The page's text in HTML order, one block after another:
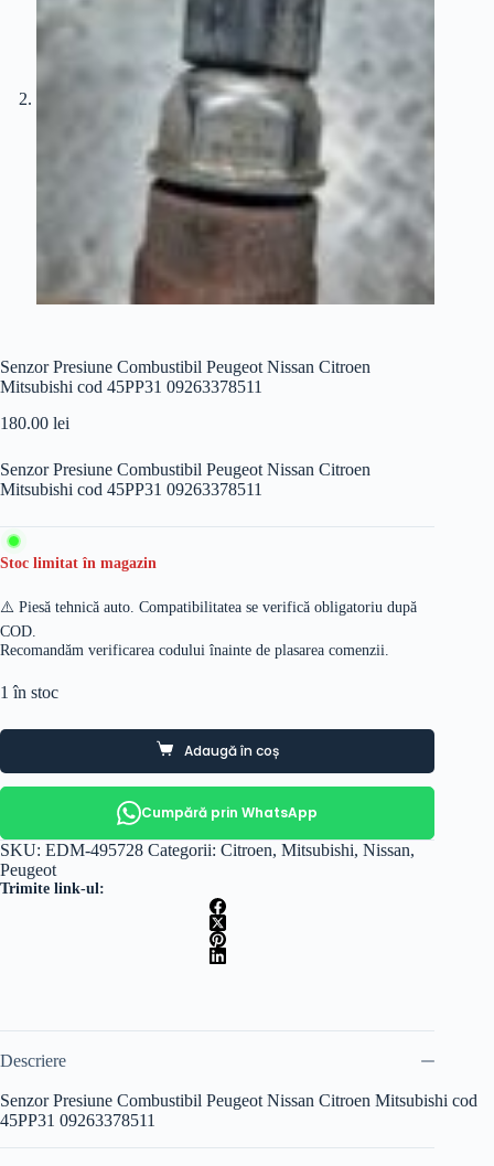
Senzor Presiune Combustibil Peugeot Nissan Citroen
Mitsubishi cod 45PP31 09263378511
180.00 lei
Senzor Presiune Combustibil Peugeot Nissan Citroen
Mitsubishi cod 45PP31 09263378511
Stoc limitat în magazin
⚠️ Piesă tehnică auto. Compatibilitatea se verifică obligatoriu după
COD.
Recomandăm verificarea codului înainte de plasarea comenzii.
1 în stoc
Adaugă în coș
Cumpără prin WhatsApp
SKU: EDM-495728 Categorii: Citroen, Mitsubishi, Nissan,
Peugeot
Trimite link-ul:
Descriere
Senzor Presiune Combustibil Peugeot Nissan Citroen Mitsubishi cod
45PP31 09263378511